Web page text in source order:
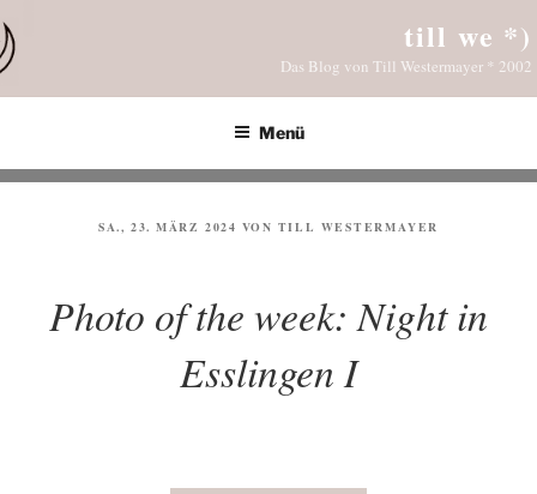
Inhalt
springen
till we *)
Das Blog von Till Westermayer * 2002
Menü
VERÖFFENTLICHT
SA., 23. MÄRZ 2024 VON TILL WESTERMAYER
Photo of the week: Night in
Esslingen I